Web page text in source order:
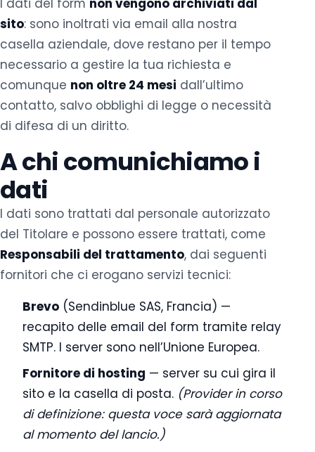
I dati del form non vengono archiviati dal
sito: sono inoltrati via email alla nostra
casella aziendale, dove restano per il tempo
necessario a gestire la tua richiesta e
comunque non oltre 24 mesi dall’ultimo
contatto, salvo obblighi di legge o necessità
di difesa di un diritto.
A chi comunichiamo i
dati
I dati sono trattati dal personale autorizzato
del Titolare e possono essere trattati, come
Responsabili del trattamento, dai seguenti
fornitori che ci erogano servizi tecnici:
Brevo (Sendinblue SAS, Francia) —
recapito delle email del form tramite relay
SMTP. I server sono nell’Unione Europea.
Fornitore di hosting — server su cui gira il
sito e la casella di posta. (Provider in corso
di definizione: questa voce sarà aggiornata
al momento del lancio.)